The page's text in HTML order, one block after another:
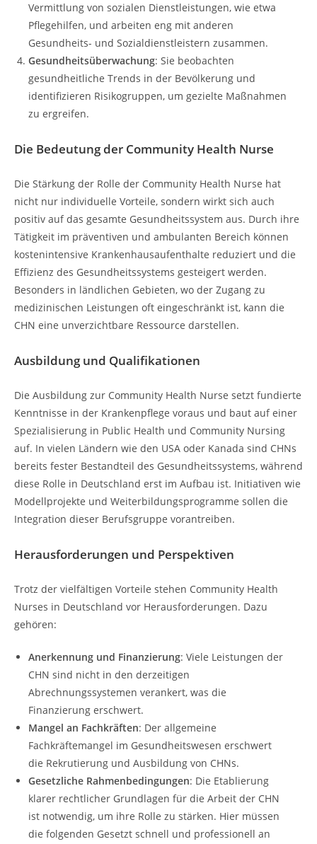
Vermittlung von sozialen Dienstleistungen, wie etwa
Pflegehilfen, und arbeiten eng mit anderen
Gesundheits- und Sozialdienstleistern zusammen.
Gesundheitsüberwachung: Sie beobachten
gesundheitliche Trends in der Bevölkerung und
identifizieren Risikogruppen, um gezielte Maßnahmen
zu ergreifen.
Die Bedeutung der Community Health Nurse
Die Stärkung der Rolle der Community Health Nurse hat
nicht nur individuelle Vorteile, sondern wirkt sich auch
positiv auf das gesamte Gesundheitssystem aus. Durch ihre
Tätigkeit im präventiven und ambulanten Bereich können
kostenintensive Krankenhausaufenthalte reduziert und die
Effizienz des Gesundheitssystems gesteigert werden.
Besonders in ländlichen Gebieten, wo der Zugang zu
medizinischen Leistungen oft eingeschränkt ist, kann die
CHN eine unverzichtbare Ressource darstellen.
Ausbildung und Qualifikationen
Die Ausbildung zur Community Health Nurse setzt fundierte
Kenntnisse in der Krankenpflege voraus und baut auf einer
Spezialisierung in Public Health und Community Nursing
auf. In vielen Ländern wie den USA oder Kanada sind CHNs
bereits fester Bestandteil des Gesundheitssystems, während
diese Rolle in Deutschland erst im Aufbau ist. Initiativen wie
Modellprojekte und Weiterbildungsprogramme sollen die
Integration dieser Berufsgruppe vorantreiben.
Herausforderungen und Perspektiven
Trotz der vielfältigen Vorteile stehen Community Health
Nurses in Deutschland vor Herausforderungen. Dazu
gehören:
Anerkennung und Finanzierung: Viele Leistungen der
CHN sind nicht in den derzeitigen
Abrechnungssystemen verankert, was die
Finanzierung erschwert.
Mangel an Fachkräften: Der allgemeine
Fachkräftemangel im Gesundheitswesen erschwert
die Rekrutierung und Ausbildung von CHNs.
Gesetzliche Rahmenbedingungen: Die Etablierung
klarer rechtlicher Grundlagen für die Arbeit der CHN
ist notwendig, um ihre Rolle zu stärken. Hier müssen
die folgenden Gesetzt schnell und professionell an